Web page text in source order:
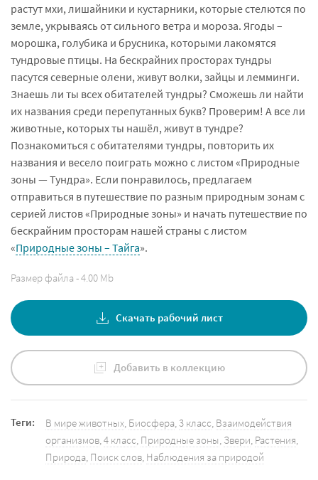
растут мхи, лишайники и кустарники, которые стелются по
земле, укрываясь от сильного ветра и мороза. Ягоды –
морошка, голубика и брусника, которыми лакомятся
тундровые птицы. На бескрайних просторах тундры
пасутся северные олени, живут волки, зайцы и лемминги.
Знаешь ли ты всех обитателей тундры? Сможешь ли найти
их названия среди перепутанных букв? Проверим! А все ли
животные, которых ты нашёл, живут в тундре?
Познакомиться с обитателями тундры, повторить их
названия и весело поиграть можно с листом «Природные
зоны — Тундра». Если понравилось, предлагаем
отправиться в путешествие по разным природным зонам с
серией листов «Природные зоны» и начать путешествие по
бескрайним просторам нашей страны с листом
«Природные зоны – Тайга».
Размер файла - 4.00 Mb
Скачать рабочий лист
Добавить в коллекцию
Теги: В мире животных Биосфера 3 класс Взаимодействия
организмов 4 класс Природные зоны Звери Растения
Природа Поиск слов Наблюдения за природой